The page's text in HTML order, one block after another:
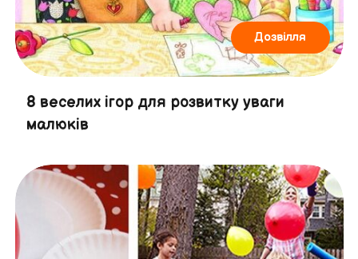
Дозвілля
8 веселих ігор для розвитку уваги
малюків